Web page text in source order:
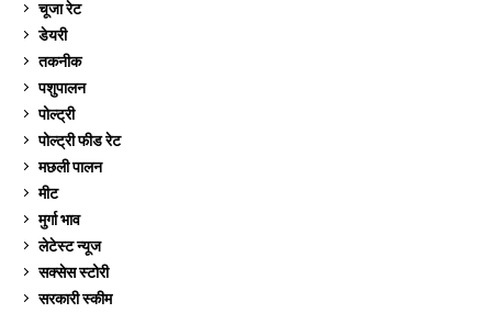
चूजा रेट
डेयरी
तकनीक
पशुपालन
पोल्ट्री
पोल्ट्री फीड रेट
मछली पालन
मीट
मुर्गा भाव
लेटेस्ट न्यूज
सक्सेस स्टो‍री
सरकारी स्की‍म